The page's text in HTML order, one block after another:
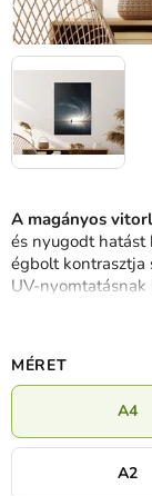
A magányos
és nyugodt hatást
égbolt kontrasztja
UV-nyomtatásnak
is kiemelkedik,
nappalikba illik,
MÉRET
A4
A2